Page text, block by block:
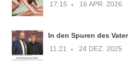
17:15 16 APR. 2026
In den Spuren des
11:21 24 DEZ. 2025